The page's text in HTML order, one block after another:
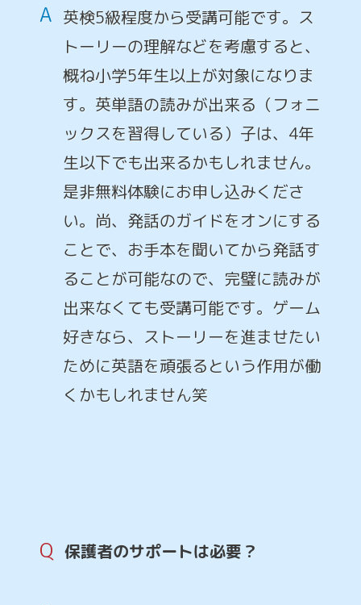
A 英検5級程度から受講可能です。ス
トーリーの理解などを考慮すると、
概ね小学5年生以上が対象になりま
す。英単語の読みが出来る（フォニ
ックスを習得している）子は、4年
生以下でも出来るかもしれません。
是非無料体験にお申し込みくださ
い。尚、発話のガイドをオンにする
ことで、お手本を聞いてから発話す
ることが可能なので、完璧に読みが
出来なくても受講可能です。ゲーム
好きなら、ストーリーを進ませたい
ために英語を頑張るという作用が働
くかもしれません笑
Q 保護者のサポートは必要？